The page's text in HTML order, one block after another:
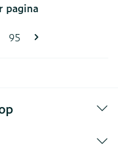
pagina
Pagina
95
pagina